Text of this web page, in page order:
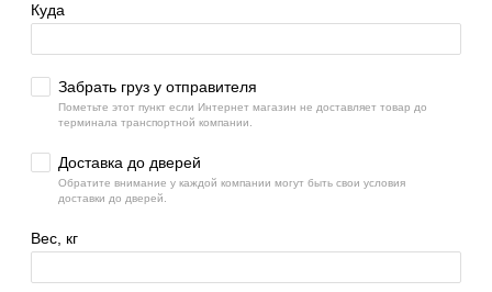
Куда
Забрать груз у отправителя
Пометьте этот пункт если Интернет магазин не доставляет товар до
терминала транспортной компании.
Доставка до дверей
Обратите внимание у каждой компании могут быть свои условия
доставки до дверей.
Вес, кг